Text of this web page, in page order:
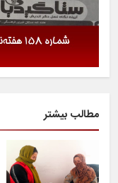
مطالب بیشتر